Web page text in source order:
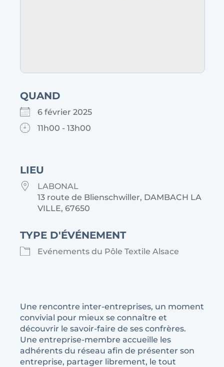
QUAND
6 février 2025
11h00 - 13h00
LIEU
LABONAL
13 route de Blienschwiller, DAMBACH LA
VILLE, 67650
TYPE D'ÉVÉNEMENT
Evénements du Pôle Textile Alsace
Une rencontre inter-entreprises, un moment
convivial pour mieux se connaître et
découvrir le savoir-faire de ses confrères.
Une entreprise-membre accueille les
adhérents du réseau afin de présenter son
entreprise, partager librement, le tout